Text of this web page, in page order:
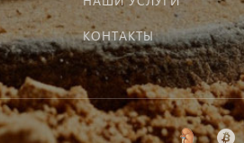
КОНТАКТЫ